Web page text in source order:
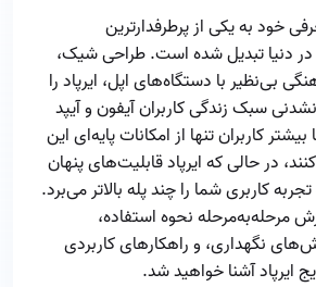
خود به یکی از پرطرفدارترین
دنیا تبدیل شده است. طراحی شیک،
بی‌نظیر با دستگاه‌های اپل، ایرپاد را
سبک زندگی کاربران آیفون و آیپد
کاربران تنها از امکانات پایه‌ای این
در حالی که ایرپاد قابلیت‌های پنهان
کاربری شما را چند پله بالاتر می‌برد.
مرحله‌به‌مرحله نحوه استفاده،
نگهداری، و راهکارهای کاربردی
ایرپاد آشنا خواهید شد.